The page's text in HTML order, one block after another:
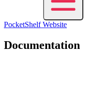
PocketShelfWebsite
Documentation